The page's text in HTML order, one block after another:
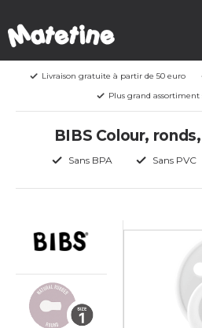
Livraison gratuite à partir de 50 euro
Plus grand
BIBS Colour,
Sans BPA Sans PVC